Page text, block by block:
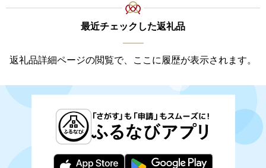
最近チェックした返礼品
返礼品詳細ページの閲覧で、ここに履歴が表示されます。